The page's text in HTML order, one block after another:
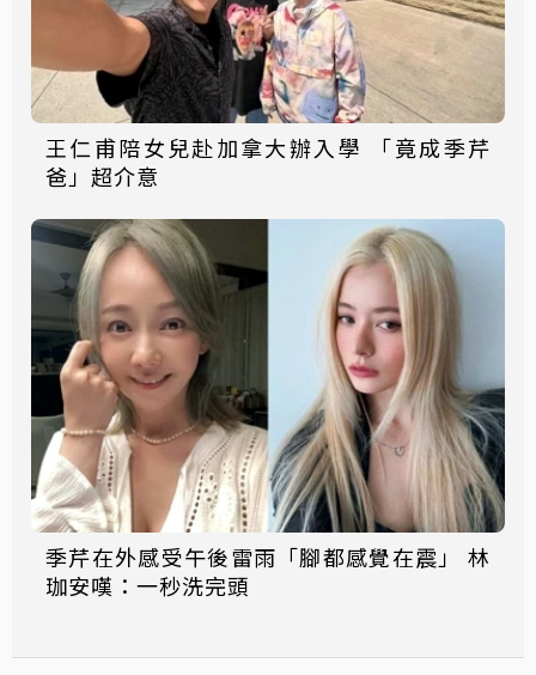
王仁甫陪女兒赴加拿大辦入學 「竟成季芹
爸」超介意
季芹在外感受午後雷雨「腳都感覺在震」 林
珈安嘆：一秒洗完頭